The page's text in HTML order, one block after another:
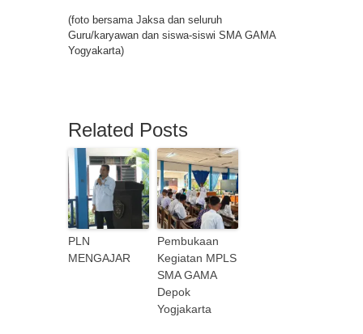
(foto bersama Jaksa dan seluruh
Guru/karyawan dan siswa-siswi SMA GAMA
Yogyakarta)
Related Posts
PLN
MENGAJAR
Pembukaan
Kegiatan MPLS
SMA GAMA
Depok
Yogjakarta